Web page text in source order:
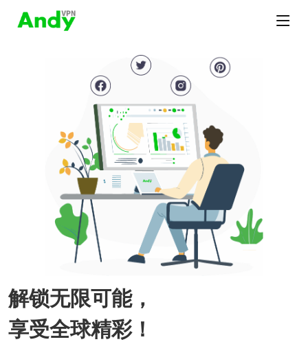
解锁无限可能，
享受全球精彩！